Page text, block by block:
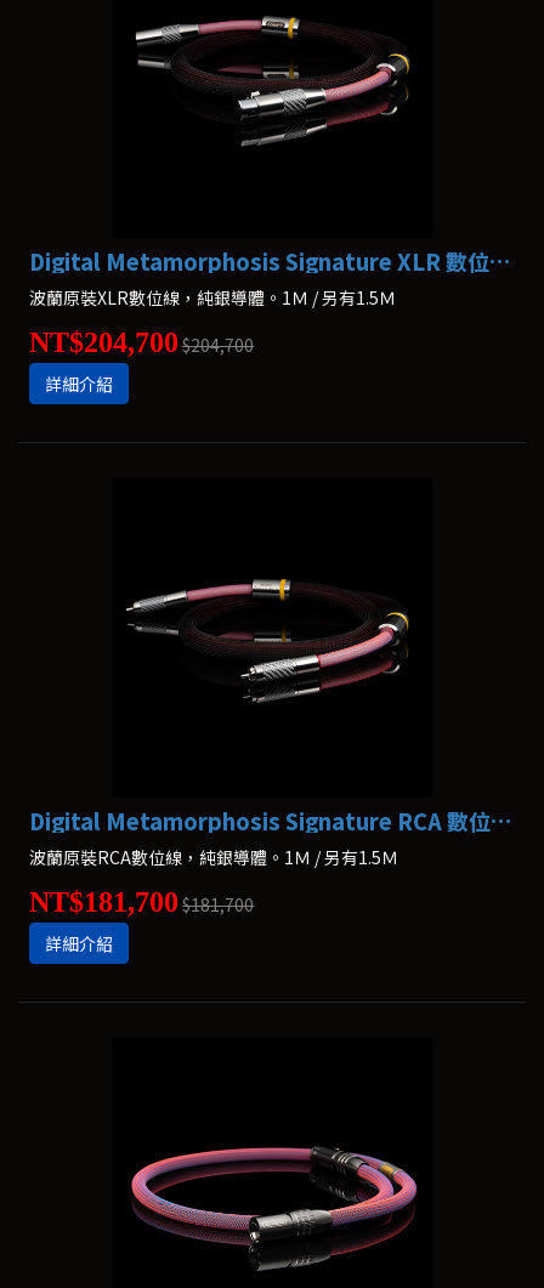
Digital Metamorphosis Signature XLR 數位線 Albedo
波蘭原裝XLR數位線，純銀導體。1Ｍ / 另有1.5Ｍ
NT$204,700 $204,700
詳細介紹
Digital Metamorphosis Signature RCA 數位線 Albedo
波蘭原裝RCA數位線，純銀導體。1Ｍ / 另有1.5Ｍ
NT$181,700 $181,700
詳細介紹